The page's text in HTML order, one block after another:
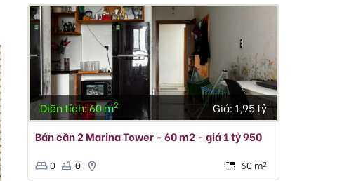
Diện tích: 60 m2 Giá: 1,95 tỷ
Bán căn 2 Marina Tower - 60 m2 - giá 1 tỷ 950
0 0 60 m2